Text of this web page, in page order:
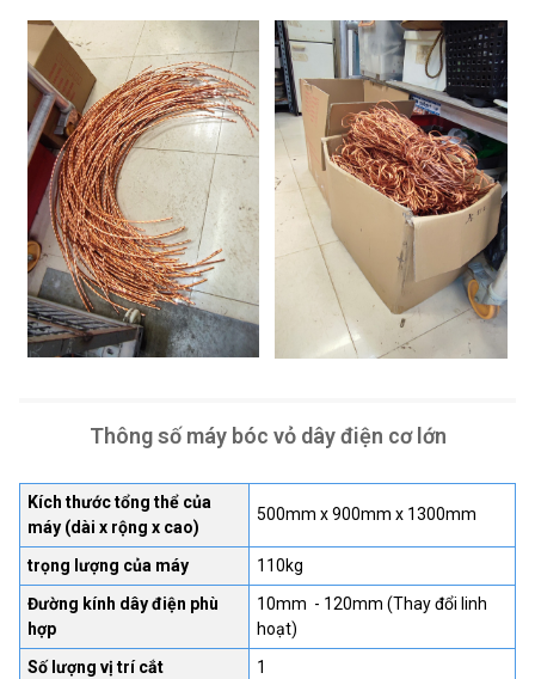
Thông số máy bóc vỏ dây điện cơ lớn
Kích thước tổng thể của
máy (dài x rộng x cao)
500mm x 900mm x 1300mm
trọng lượng của máy
110kg
Đường kính dây điện phù
hợp
10mm - 120mm (Thay đổi linh
hoạt)
Số lượng vị trí cắt
1